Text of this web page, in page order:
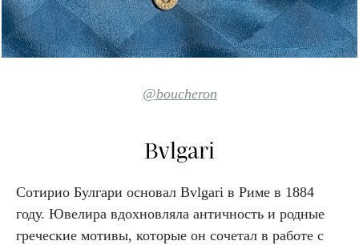
@boucheron
Bvlgari
Сотирио Булгари основал Bvlgari в Риме в 1884
году. Ювелира вдохновляла античность и родные
греческие мотивы, которые он сочетал в работе с